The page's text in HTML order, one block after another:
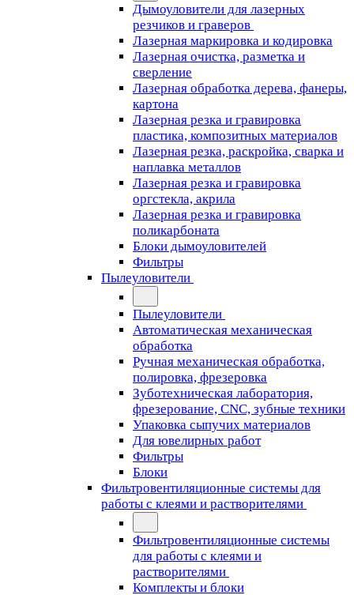
Дымоуловители для лазерных
резчиков и граверов
Лазерная маркировка и кодировка
Лазерная очистка, разметка и
сверление
Лазерная обработка дерева, фанеры,
картона
Лазерная резка и гравировка
пластика, композитных материалов
Лазерная резка, раскройка, сварка и
наплавка металлов
Лазерная резка и гравировка
оргстекла, акрила
Лазерная резка и гравировка
поликарбоната
Блоки дымоуловителей
Фильтры
Пылеуловители
Пылеуловители
Автоматическая механическая
обработка
Ручная механическая обработка,
полировка, фрезеровка
Зуботехническая лаборатория,
фрезерование, CNC, зубные техники
Упаковка сыпучих материалов
Для ювелирных работ
Фильтры
Блоки
Фильтровентиляционные системы для
работы с клеями и растворителями
Фильтровентиляционные системы
для работы с клеями и
растворителями
Комплекты и блоки